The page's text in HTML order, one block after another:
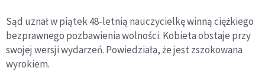
Sąd uznał w piątek 48-letnią nauczycielkę winną ciężkiego
bezprawnego pozbawienia wolności. Kobieta obstaje przy
swojej wersji wydarzeń. Powiedziała, że jest zszokowana
wyrokiem.